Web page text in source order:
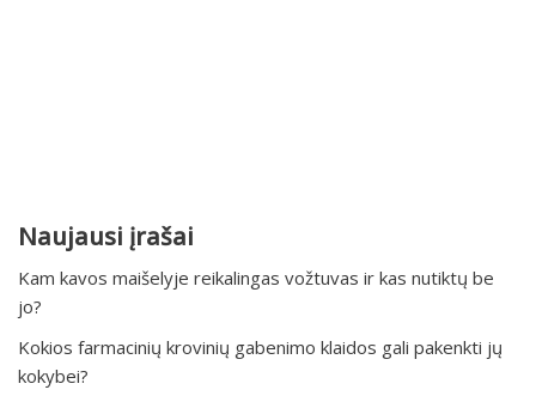
Naujausi įrašai
Kam kavos maišelyje reikalingas vožtuvas ir kas nutiktų be
jo?
Kokios farmacinių krovinių gabenimo klaidos gali pakenkti jų
kokybei?